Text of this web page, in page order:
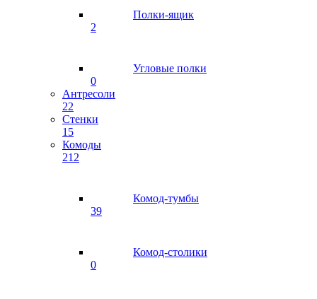
Полки-ящик
2
Угловые полки
0
Антресоли
22
Стенки
15
Комоды
212
Комод-тумбы
39
Комод-столики
0